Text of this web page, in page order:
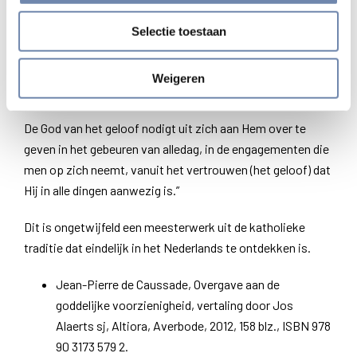
Selectie toestaan
Weigeren
een manier die overeenstemt met het moderne aanvoelen
in een ontkerstende samenleving. God die niet langer
vanzelfsprekend is, steeds meer wijkt uit de geschiedenis,
die niet langer doorgegeven kan worden en onbereikbaar is
De God van het geloof nodigt uit zich aan Hem over te
geven in het gebeuren van alledag, in de engagementen die
men op zich neemt, vanuit het vertrouwen (het geloof) dat
Hij in alle dingen aanwezig is.”
Dit is ongetwijfeld een meesterwerk uit de katholieke
traditie dat eindelijk in het Nederlands te ontdekken is.
Jean-Pierre de Caussade, Overgave aan de
goddelijke voorzienigheid, vertaling door Jos
Alaerts sj, Altiora, Averbode, 2012, 158 blz., ISBN 978
90 3173 579 2.